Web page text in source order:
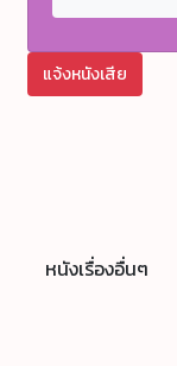
แจ้งหนังเสีย
หนังเรื่องอื่นๆ